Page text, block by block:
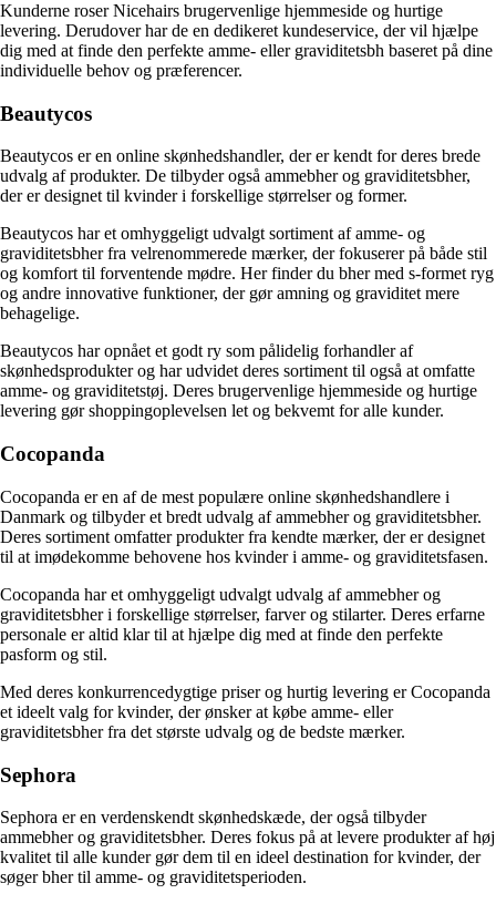
Kunderne roser Nicehairs brugervenlige hjemmeside og hurtige
levering. Derudover har de en dedikeret kundeservice, der vil hjælpe
dig med at finde den perfekte amme- eller graviditetsbh baseret på dine
individuelle behov og præferencer.
Beautycos
Beautycos er en online skønhedshandler, der er kendt for deres brede
udvalg af produkter. De tilbyder også ammebher og graviditetsbher,
der er designet til kvinder i forskellige størrelser og former.
Beautycos har et omhyggeligt udvalgt sortiment af amme- og
graviditetsbher fra velrenommerede mærker, der fokuserer på både stil
og komfort til forventende mødre. Her finder du bher med s-formet ryg
og andre innovative funktioner, der gør amning og graviditet mere
behagelige.
Beautycos har opnået et godt ry som pålidelig forhandler af
skønhedsprodukter og har udvidet deres sortiment til også at omfatte
amme- og graviditetstøj. Deres brugervenlige hjemmeside og hurtige
levering gør shoppingoplevelsen let og bekvemt for alle kunder.
Cocopanda
Cocopanda er en af de mest populære online skønhedshandlere i
Danmark og tilbyder et bredt udvalg af ammebher og graviditetsbher.
Deres sortiment omfatter produkter fra kendte mærker, der er designet
til at imødekomme behovene hos kvinder i amme- og graviditetsfasen.
Cocopanda har et omhyggeligt udvalgt udvalg af ammebher og
graviditetsbher i forskellige størrelser, farver og stilarter. Deres erfarne
personale er altid klar til at hjælpe dig med at finde den perfekte
pasform og stil.
Med deres konkurrencedygtige priser og hurtig levering er Cocopanda
et ideelt valg for kvinder, der ønsker at købe amme- eller
graviditetsbher fra det største udvalg og de bedste mærker.
Sephora
Sephora er en verdenskendt skønhedskæde, der også tilbyder
ammebher og graviditetsbher. Deres fokus på at levere produkter af høj
kvalitet til alle kunder gør dem til en ideel destination for kvinder, der
søger bher til amme- og graviditetsperioden.